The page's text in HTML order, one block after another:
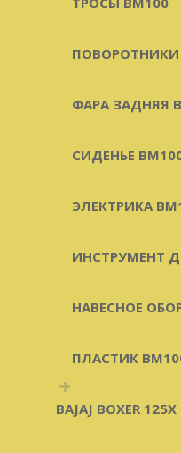
ПОВОРОТНИКИ
ФАРА ЗАДНЯЯ
СИДЕНЬЕ
ЭЛЕКТРИКА
ИНСТРУМЕНТ
НАВЕСНОЕ
ПЛАСТИК
+
BAJAJ BOXER 125X